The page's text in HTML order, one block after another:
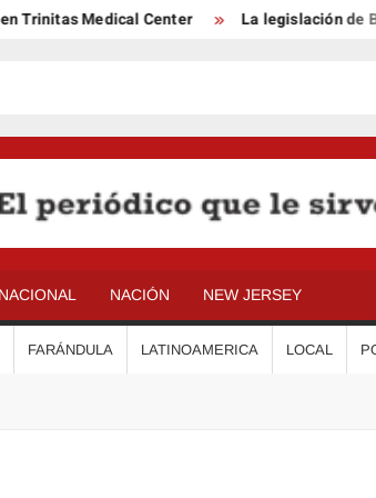
Medical Center La legislación de
NACIÓN NEW JERSEY
FARÁNDULA LATINOAMERICA LOCAL